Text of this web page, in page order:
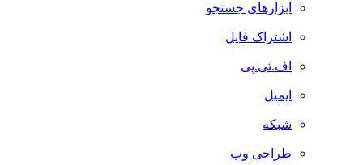
ابزارهای جستجو
اشتراک فایل
اف.تی.پی
ایمیل
شبکه
طراحی وب